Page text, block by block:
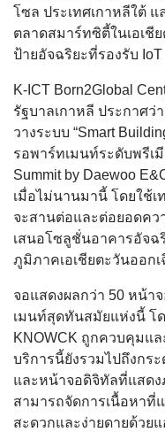
โซล ประเทศเกาหลีใต้
ตลาดสมาร์ทซิตี้ในเอเชี
ป้ายอัจฉริยะที่รองรับ IoT
K-ICT Born2Global
รัฐบาลเกาหลี ประกาศว่
วางระบบ “Smart
รอพาร์ทเมนท์ระดับพรีเ
Summit by Daewoo
เมื่อไม่นานมานี้ โดยใช้เ
จะสานต่อและต่อยอดคว
เสนอโซลูชั่นอาคารอัจฉ
ภูมิภาคเอเชียตะวันออกเ
จอแสดงผลกว่า 50 หน้า
เมนท์สุดทันสมัยแห่งนี้ โ
KNOWCK ถูกควบคุมแ
บริการนี้ยังรวมไปถึงกร
และหน้าจอดิจิทัลที่แสด
สามารถจัดการเนื้อหาที่
สะดวกและง่ายดายด้วย